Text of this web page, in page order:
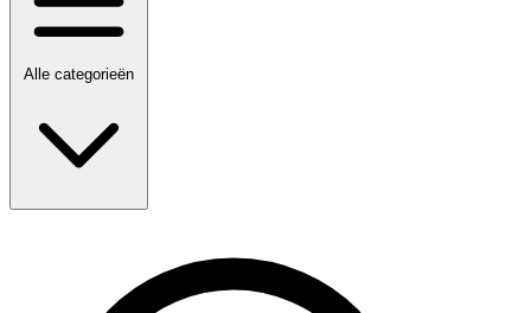
Alle categorieën